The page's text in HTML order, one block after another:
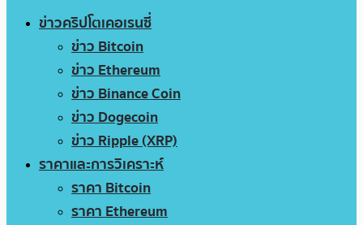
ข่าวคริปโตเคอเรนซี่
ข่าว Bitcoin
ข่าว Ethereum
ข่าว Binance Coin
ข่าว Dogecoin
ข่าว Ripple (XRP)
ราคาและการวิเคราะห์
ราคา Bitcoin
ราคา Ethereum